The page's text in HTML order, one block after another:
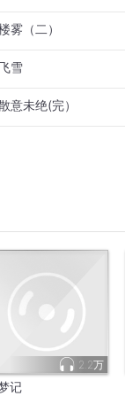
雾（二）
雪
意未绝(完）
2.2万
记